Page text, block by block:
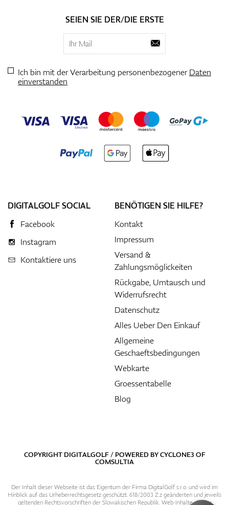
SEIEN SIE DER/DIE ERSTE
Ich bin mit der Verarbeitung personenbezogenerDaten
einverstanden
DIGITALGOLF SOCIAL
Facebook
Instagram
Kontaktiere uns
BENÖTIGEN SIE HILFE?
Kontakt
Impressum
Versand &
Zahlungsmöglickeiten
Rückgabe, Umtausch und
Widerrufsrecht
Datenschutz
Alles Ueber Den Einkauf
Allgemeine
Geschaeftsbedingungen
Webkarte
Groessentabelle
Blog
COPYRIGHT DIGITALGOLF / POWERED BYCYCLONE3OF
COMSULTIA
Der Inhalt dieser Webseite ist das Eigentum der Firma DigitalGolf s.r.o. und wird im
Hinblick auf das Urheberrechtsgesetz geschützt. 618/2003 Z.z geänderten und jeweils
geltenden Rechtsvorschriften der Slowakischen Republik. Web-Inhalte sind zu